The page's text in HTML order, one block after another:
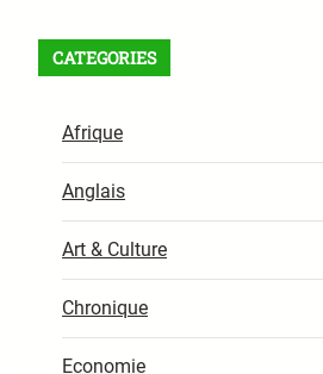
CATEGORIES
Afrique
Anglais
Art & Culture
Chronique
Economie